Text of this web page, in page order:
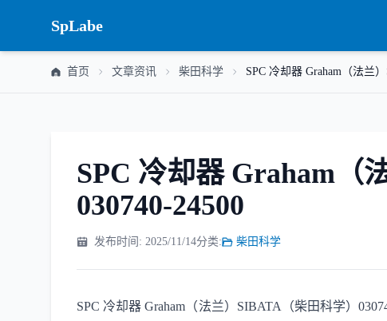
SpLabe
首页 文章资讯 柴田科学 SPC 冷却器 Graham（法兰
SPC 冷却器 Graham（
030740-24500
发布时间: 2025/11/14分类: 柴田科学
SPC 冷却器 Graham（法兰）SIBATA（柴田科学）